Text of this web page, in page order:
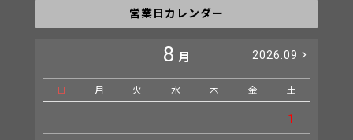
営業日カレンダー
8 月 2026.09
日 月 火 水 木 金 土
1